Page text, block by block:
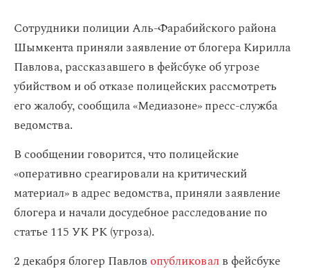
Сотрудники полиции Аль-Фарабийского района
Шымкента приняли заявление от блогера Кирилла
Павлова, рассказавшего в фейсбуке об угрозе
убийством и об отказе полицейских рассмотреть
его жалобу, сообщила «Медиазоне» пресс-служба
ведомства.
В сообщении говорится, что полицейские
«оперативно среагировали на критический
материал» в адрес ведомства, приняли заявление
блогера и начали досудебное расследование по
статье 115 УК РК (угроза).
2 декабря блогер Павлов опубликовал в фейсбуке